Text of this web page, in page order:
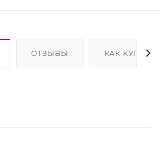
ОТЗЫВЫ КАК КУПИТЬ